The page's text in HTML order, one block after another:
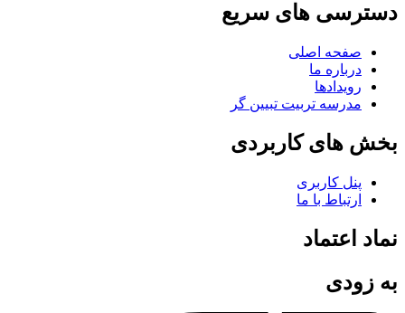
دسترسی های سریع
صفحه اصلی
درباره ما
رویدادها
مدرسه تربیت تبیین گر
بخش های کاربردی
پنل کاربری
ارتباط با ما
نماد اعتماد
به زودی